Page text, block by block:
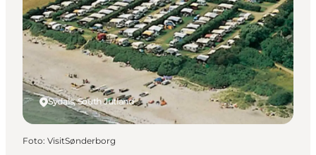
Sydals, South Jutland
Foto: VisitSønderborg